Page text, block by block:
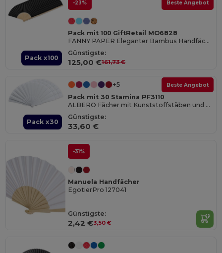
Pack x100
-23% Beste Angebot
Pack mit 100 GiftRetail MO6828
FANNY PAPER Eleganter Bambus Handfächer aus Papierstoff
Günstigste:
125,00 €161,73 €
Pack x30
Beste Angebot
+5
Pack mit 30 Stamina PF3110
ALBERO Fächer mit Kunststoffstäben und Polyestergewebe
Günstigste:
33,60 €
-31%
Manuela Handfächer
EgotierPro 127041
Günstigste:
2,42 €3,50 €